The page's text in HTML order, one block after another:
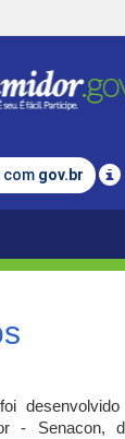
com gov.br
foi
- Senacon,